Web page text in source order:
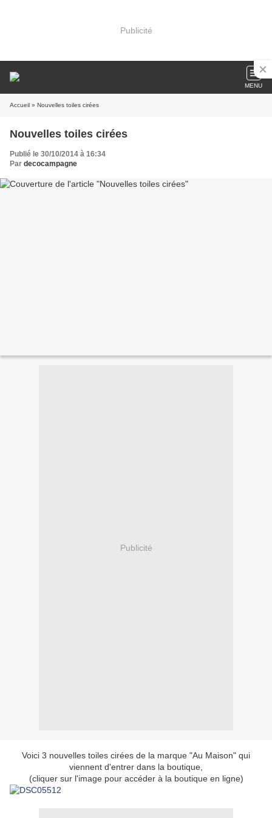
Publicité
MENU
Accueil » Nouvelles toiles cirées
Nouvelles toiles cirées
Publié le 30/10/2014 à 16:34
Par decocampagne
Publicité
Voici 3 nouvelles toiles cirées de la marque "Au Maison" qui
viennent d'entrer dans la boutique,
(cliquer sur l'image pour accéder à la boutique en ligne)